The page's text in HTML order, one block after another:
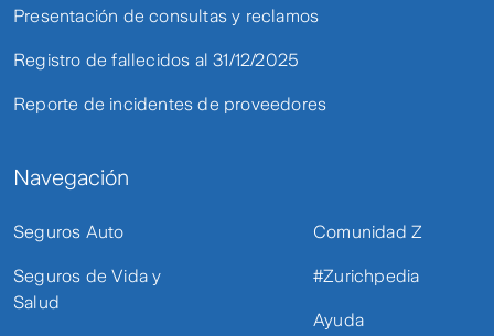
Presentación de consultas y reclamos
Registro de fallecidos al 31/12/2025
Reporte de incidentes de proveedores
Navegación
Seguros Auto
Seguros de Vida y
Salud
Comunidad Z
#Zurichpedia
Ayuda